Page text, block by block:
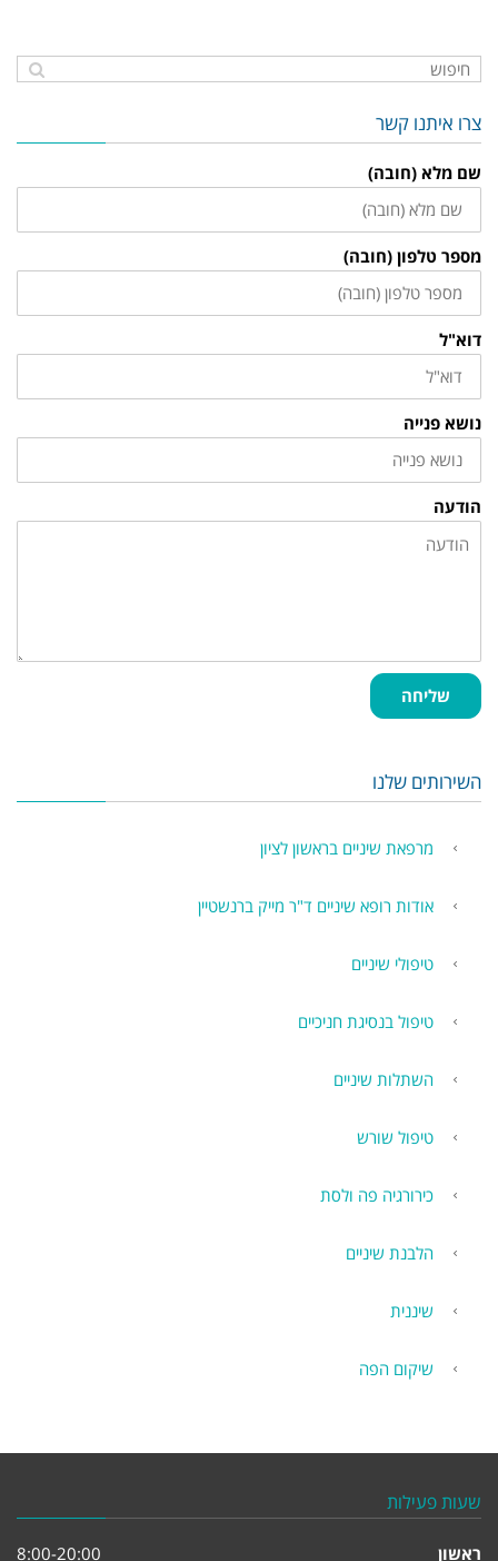
צרו איתנו קשר
שם מלא (חובה)
מספר טלפון (חובה)
דוא"ל
נושא פנייה
הודעה
שליחה
השירותים שלנו
מרפאת שיניים בראשון לציון
אודות רופא שיניים ד"ר מייק ברנשטיין
טיפולי שיניים
טיפול בנסיגת חניכיים
השתלות שיניים
טיפול שורש
כירורגיה פה ולסת
הלבנת שיניים
שיננית
שיקום הפה
שעות פעילות
ראשון
8:00-20:00